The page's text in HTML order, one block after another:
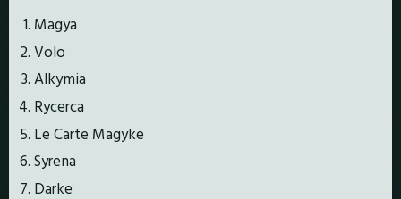
Magya
Volo
Alkymia
Rycerca
Le Carte Magyke
Syrena
Darke